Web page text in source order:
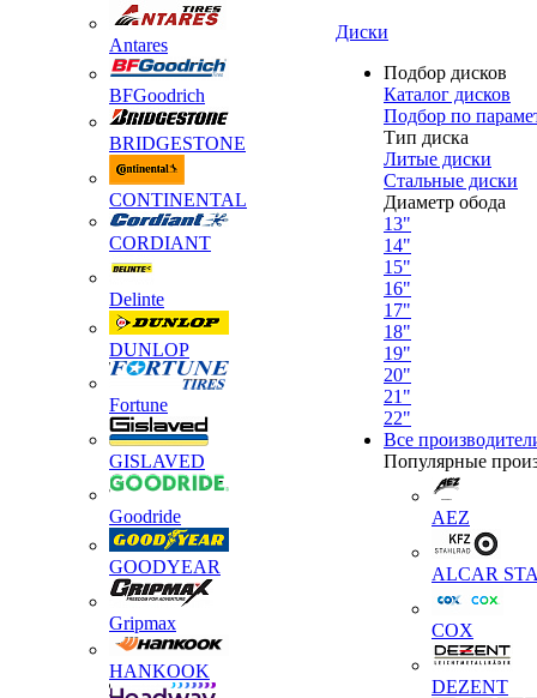
Antares
BFGoodrich
BRIDGESTONE
CONTINENTAL
CORDIANT
Delinte
DUNLOP
Fortune
GISLAVED
Goodride
GOODYEAR
Gripmax
HANKOOK
Диски
Подбор дисков
Каталог дисков
Подбор по
Тип диска
Литые диски
Стальные диски
Диаметр обода
13"
14"
15"
16"
17"
18"
19"
20"
21"
22"
Все
Популярные
AEZ
ALCAR
COX
DEZENT